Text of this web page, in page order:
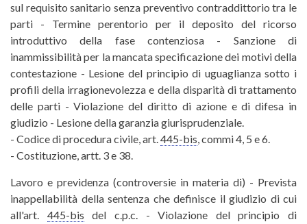
sul requisito sanitario senza preventivo contraddittorio tra le
parti - Termine perentorio per il deposito del ricorso
introduttivo della fase contenziosa - Sanzione di
inammissibilità per la mancata specificazione dei motivi della
contestazione - Lesione del principio di uguaglianza sotto i
profili della irragionevolezza e della disparità di trattamento
delle parti - Violazione del diritto di azione e di difesa in
giudizio - Lesione della garanzia giurisprudenziale.
- Codice di procedura civile, art.445-bis, commi 4, 5 e 6.
- Costituzione, artt. 3 e 38.
Lavoro e previdenza (controversie in materia di) - Prevista
inappellabilità della sentenza che definisce il giudizio di cui
all'art. 445-bis del c.p.c. - Violazione del principio di